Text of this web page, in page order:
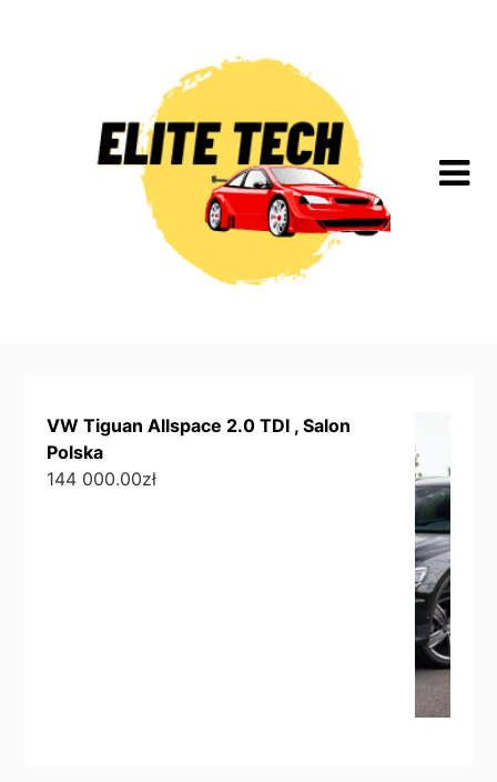
VW Tiguan Allspace 2.0 TDI , Salon
Polska
144 000.00zł